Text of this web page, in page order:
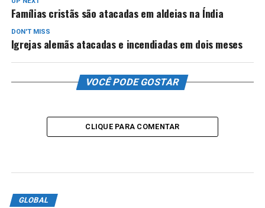
Famílias cristãs são atacadas em aldeias na Índia
DON'T MISS
Igrejas alemãs atacadas e incendiadas em dois meses
VOCÊ PODE GOSTAR
CLIQUE PARA COMENTAR
GLOBAL